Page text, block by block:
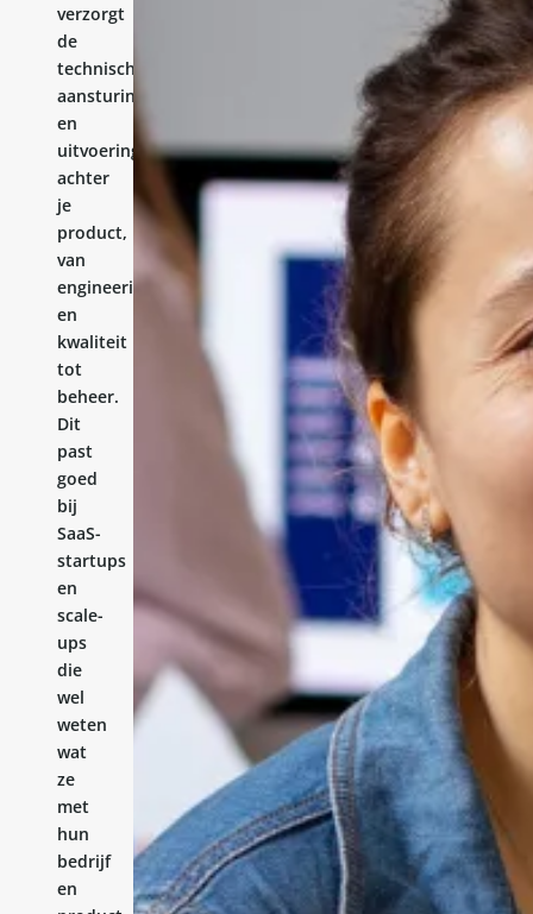
verzorgt
de
technische
aansturing
en
uitvoering
achter
je
product,
van
engineering
en
kwaliteit
tot
beheer.
Dit
past
goed
bij
SaaS-
startups
en
scale-
ups
die
wel
weten
wat
ze
met
hun
bedrijf
en